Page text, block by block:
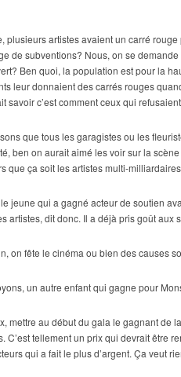
plusieurs artistes avaient un carré
de subventions? Nous, on se
Ben quoi, la population est pour la
leur donnaient des carrés rouges
savoir c’est comment ceux qui
que tous les garagistes ou les
ben on aurait aimé les voir sur la
que ça soit les artistes multi-
jeune qui a gagné acteur de soutien
artistes, dit donc. Il a déjà pris goût aux
on fête le cinéma ou bien des causes
un autre enfant qui gagne pour
mettre au début du gala le gagnant de
C’est tellement un prix qui devrait être
qui a fait le plus d’argent. Ça veut